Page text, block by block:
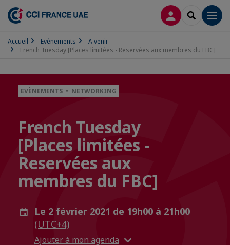
CONNEXION
Accueil Evènements
A venir
French Tuesday [Places limitées - Reservées aux membres du FBC]
EVÈNEMENTS • NETWORKING
French Tuesday
[Places limitées -
Reservées aux
membres du FBC]
Le 2 février 2021 de 19h00 à 21h00
(UTC+4)
Ajouter à mon agenda